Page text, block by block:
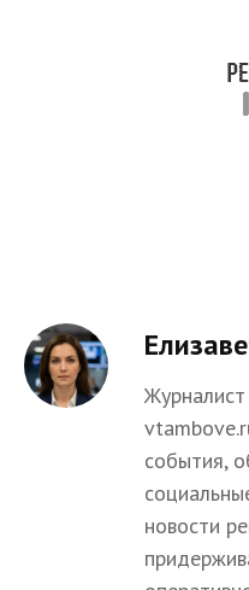
события,
новости